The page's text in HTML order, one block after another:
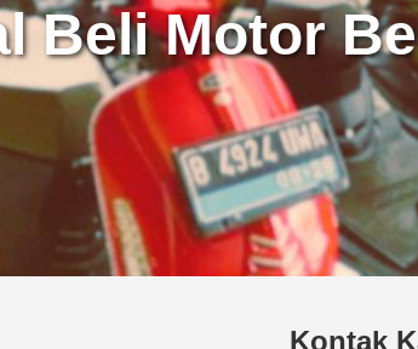
Beli Motor
Kontak